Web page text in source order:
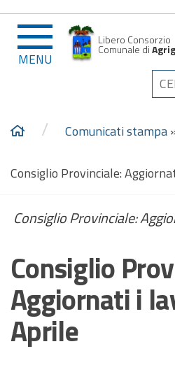
MENU
Libero Consorzio
Comunale di
/ Comunicati stampa
Consiglio Provinciale:
Consiglio Provinciale:
Consiglio
Aggiornati i
Aprile